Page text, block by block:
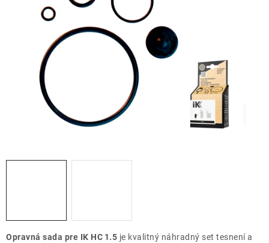
DARČEKOVÉ POUKAZY
ČISTENIE A ÚDRŽBA LODÍ
ZNAČKY
Opravná sada pre IK HC 1.5 je kvalitný náhradný set tesnení a